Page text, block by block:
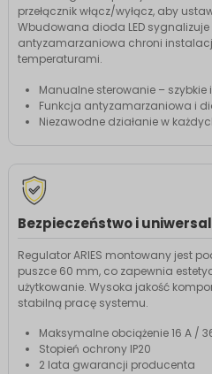
przełącznik włącz/wyłącz, aby
Wbudowana dioda LED
antyzamarzaniowa chroni
temperaturami.
Manualne sterowanie –
Funkcja antyzamarzaniowa i
Niezawodne działanie w
Bezpieczeństwo i
Regulator ARIES montowany jest
puszce 60 mm, co zapewnia
użytkowanie. Wysoka jakość
stabilną pracę systemu.
Maksymalne obciążenie 16 A /
Stopień ochrony IP20
2 lata gwarancji producenta